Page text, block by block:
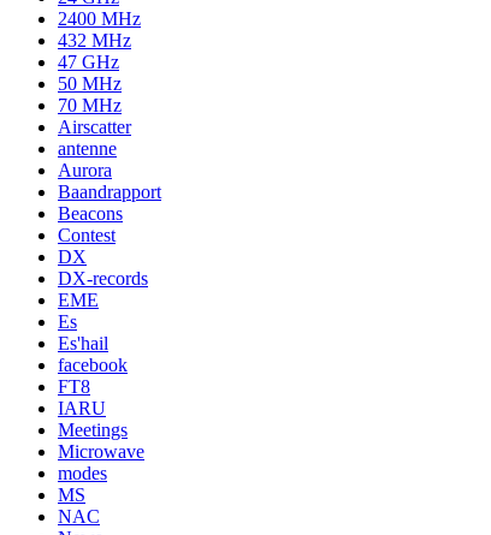
2400 MHz
432 MHz
47 GHz
50 MHz
70 MHz
Airscatter
antenne
Aurora
Baandrapport
Beacons
Contest
DX
DX-records
EME
Es
Es'hail
facebook
FT8
IARU
Meetings
Microwave
modes
MS
NAC